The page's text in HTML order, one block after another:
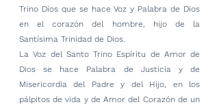
Trino Dios que se hace Voz y Palabra de Dios
en el corazón del hombre, hijo de la
Santísima Trinidad de Dios.
La Voz del Santo Trino Espíritu de Amor de
Dios se hace Palabra de Justicia y de
Misericordia del Padre y del Hijo, en los
pálpitos de vida y de Amor del Corazón de un